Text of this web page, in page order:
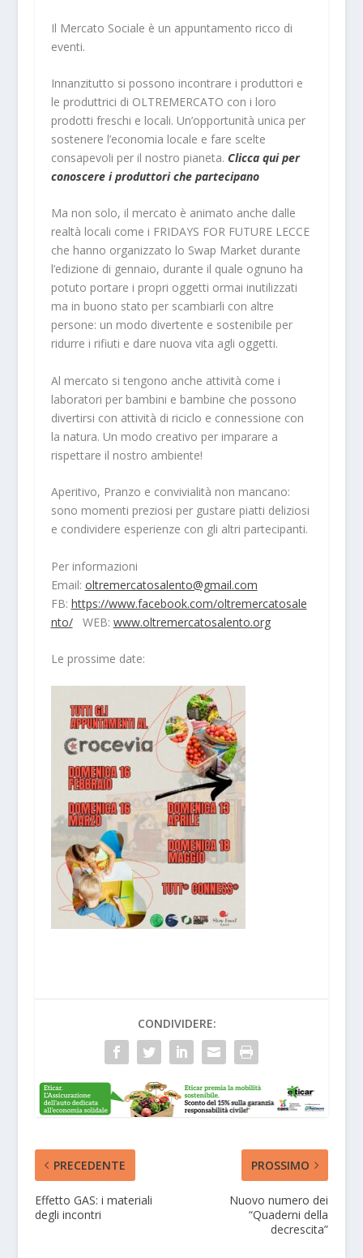
Il Mercato Sociale è un appuntamento ricco di
eventi.
Innanzitutto si possono incontrare i produttori e
le produttrici di OLTREMERCATO con i loro
prodotti freschi e locali. Un’opportunità unica per
sostenere l’economia locale e fare scelte
consapevoli per il nostro pianeta. Clicca qui per
conoscere i produttori che partecipano
Ma non solo, il mercato è animato anche dalle
realtà locali come i FRIDAYS FOR FUTURE LECCE
che hanno organizzato lo Swap Market durante
l’edizione di gennaio, durante il quale ognuno ha
potuto portare i propri oggetti ormai inutilizzati
ma in buono stato per scambiarli con altre
persone: un modo divertente e sostenibile per
ridurre i rifiuti e dare nuova vita agli oggetti.
Al mercato si tengono anche attività come i
laboratori per bambini e bambine che possono
divertirsi con attività di riciclo e connessione con
la natura. Un modo creativo per imparare a
rispettare il nostro ambiente!
Aperitivo, Pranzo e convivialità non mancano:
sono momenti preziosi per gustare piatti deliziosi
e condividere esperienze con gli altri partecipanti.
Per informazioni
Email: oltremercatosalento@gmail.com
FB: https://www.facebook.com/oltremercatosale
nto/WEB: www.oltremercatosalento.org
Le prossime date:
CONDIVIDERE:
PRECEDENTE
Effetto GAS: i materiali
degli incontri
PROSSIMO
Nuovo numero dei
“Quaderni della
decrescita”